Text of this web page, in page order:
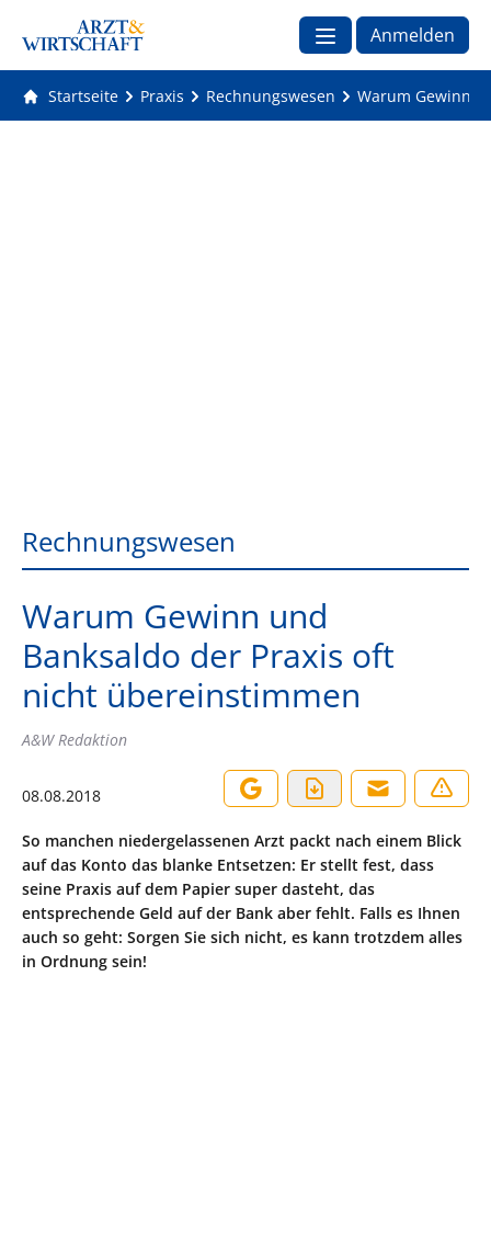
Anmelden
Startseite Praxis Rechnungswesen Warum Gewinn
Rechnungswesen
Warum Gewinn und
Banksaldo der Praxis oft
nicht übereinstimmen
A&W Redaktion
08.08.2018
So manchen niedergelassenen Arzt packt nach einem Blick
auf das Konto das blanke Entsetzen: Er stellt fest, dass
seine Praxis auf dem Papier super dasteht, das
entsprechende Geld auf der Bank aber fehlt. Falls es Ihnen
auch so geht: Sorgen Sie sich nicht, es kann trotzdem alles
in Ordnung sein!